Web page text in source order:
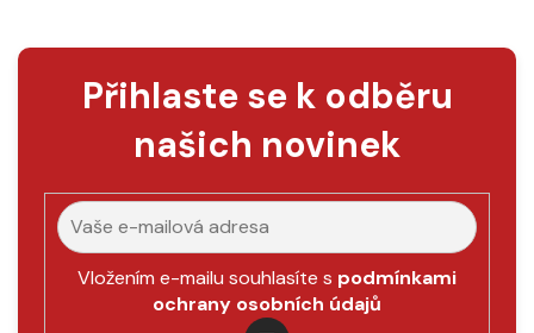
í
p
r
v
k
y
v
ý
p
i
s
Přihlaste se k odběru
našich novinek
Vložením e-mailu souhlasíte s podmínkami
ochrany osobních údajů